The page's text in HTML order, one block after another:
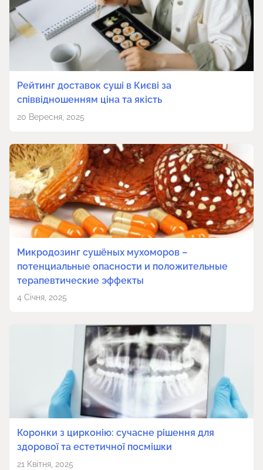
Рейтинг доставок суші в Києві за
співвідношенням ціна та якість
20 Вересня, 2025
Микродозинг сушёных мухоморов –
потенциальные опасности и положительные
терапевтические эффекты
4 Січня, 2025
Коронки з цирконію: сучасне рішення для
здорової та естетичної посмішки
21 Квітня, 2025